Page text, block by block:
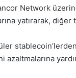
Network
yatırarak,